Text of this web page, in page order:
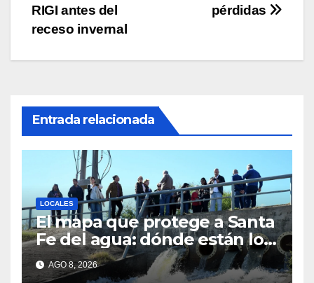
pérdidas
RIGI antes del
receso invernal
Entrada relacionada
LOCALES
El mapa que protege a Santa
Fe del agua: dónde están los
54 puntos de bombeo
AGO 8, 2026